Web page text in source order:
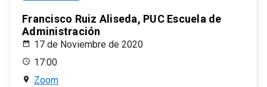
Francisco Ruiz Aliseda, PUC Escuela de
Administración
17 de Noviembre de 2020
17:00
Zoom